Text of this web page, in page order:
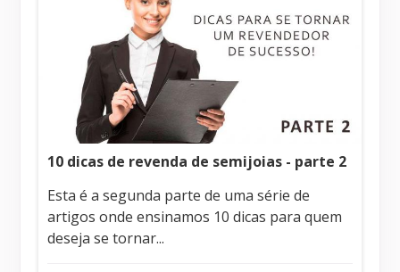
10 dicas de revenda de semijoias - parte 2
Esta é a segunda parte de uma série de
artigos onde ensinamos 10 dicas para quem
deseja se tornar...